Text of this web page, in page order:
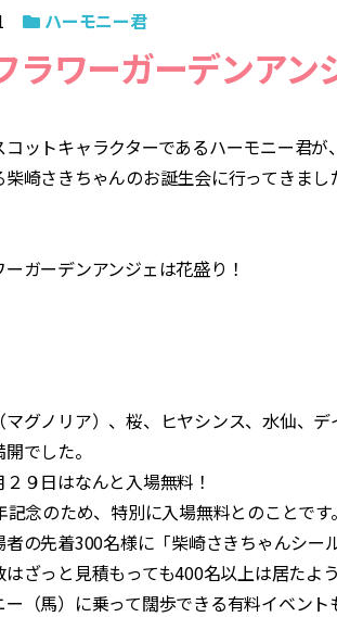
ハーモニー君
ラワーガーデンアン
ットキャラクターであるハーモニー君が、
柴崎さきちゃんのお誕生会に行ってきまし
ガーデンアンジェは花盛り！
マグノリア）、桜、ヒヤシンス、水仙、
でした。
９日はなんと入場無料！
記念のため、特別に入場無料とのことです。
者の先着300名様に「柴崎さきちゃんシー
ざっと見積もっても400名以上は居たよう
（馬）に乗って闊歩できる有料イベント